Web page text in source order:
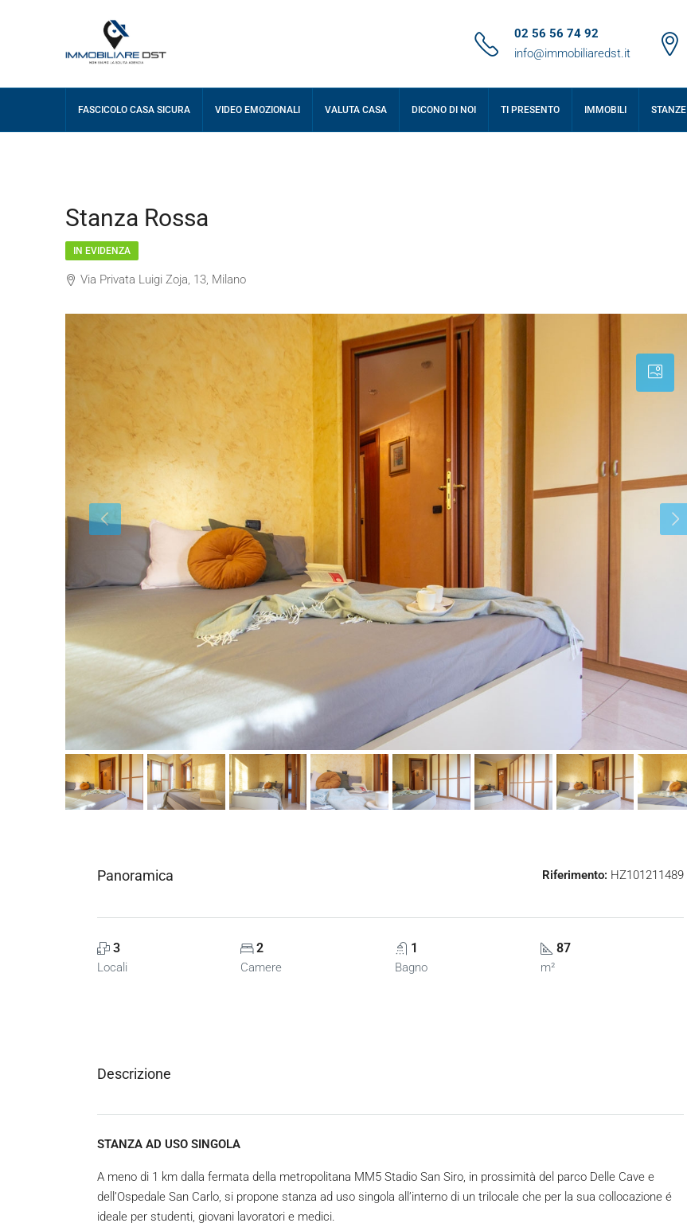
02 56 56 74 92
info@immobiliaredst.it
FASCICOLO CASA SICURA VIDEO EMOZIONALI VALUTA CASA DICONO DI NOI TI PRESENTO IMMOBILI STANZE
Stanza Rossa
IN EVIDENZA
Via Privata Luigi Zoja, 13, Milano
Panoramica Riferimento: HZ101211489
3
Locali
2
Camere
1
Bagno
87
m²
Descrizione
STANZA AD USO SINGOLA
A meno di 1 km dalla fermata della metropolitana MM5 Stadio San Siro, in prossimità del parco Delle Cave e
dell’Ospedale San Carlo, si propone stanza ad uso singola all’interno di un trilocale che per la sua collocazione é
ideale per studenti, giovani lavoratori e medici.